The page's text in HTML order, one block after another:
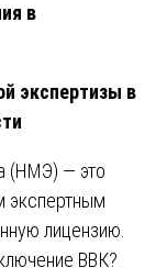
в
экспертизы в
(НМЭ) — это
экспертным
лицензию.
ВВК?